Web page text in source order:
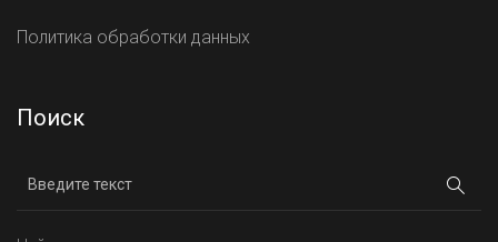
Политика обработки данных
Поиск